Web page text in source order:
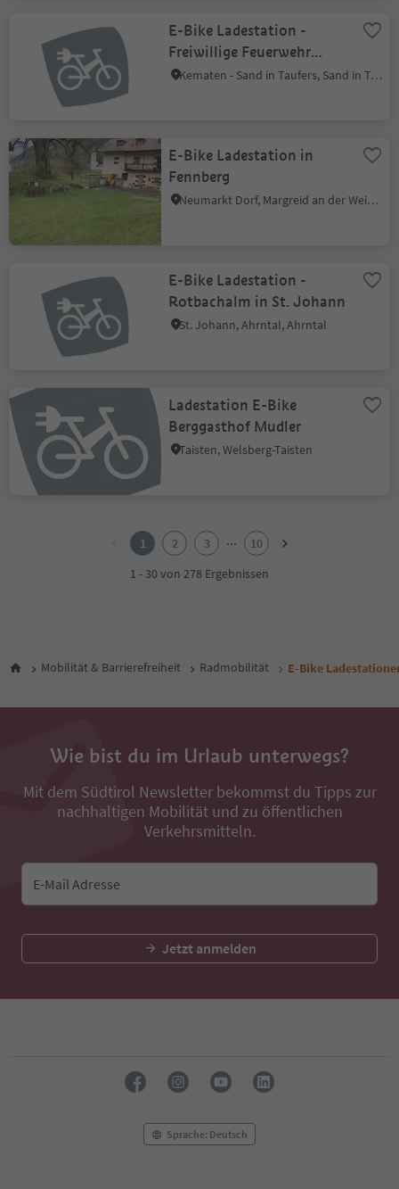
E-Bike Ladestation -
Freiwillige Feuerwehr
Ahornach
Kematen - Sand in Taufers, Sand in Taufers, Ahrntal
E-Bike Ladestation in
Fennberg
Neumarkt Dorf, Margreid an der Weinstraße, Südtiroler Weinstraße
E-Bike Ladestation -
Rotbachalm in St. Johann
St. Johann, Ahrntal, Ahrntal
Ladestation E-Bike
Berggasthof Mudler
Taisten, Welsberg-Taisten
9
10
1 2 3 ...
10
1 - 30 von 278 Ergebnissen
Mobilität & Barrierefreiheit Radmobilität E-Bike
Wie bist du im Urlaub unterwegs?
Mit dem Südtirol Newsletter bekommst du Tipps zur
nachhaltigen Mobilität und zu öffentlichen
Verkehrsmitteln.
E-Mail Adresse
Jetzt anmelden
Sprache: Deutsch